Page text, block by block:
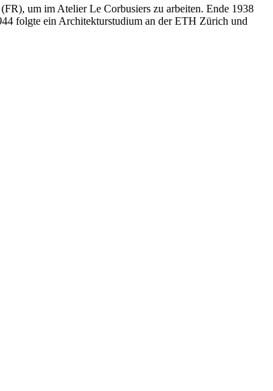
um im Atelier Le Corbusiers zu arbeiten. Ende 1938
folgte ein Architekturstudium an der ETH Zürich und